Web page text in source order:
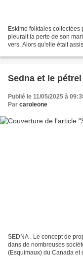
Eskimo folktales collectées
pleurait la perte de son
vers. Alors qu'elle était
Sedna et le pétrel
Publié le 11/05/2025 à
Par caroleone
SEDNA . Le concept de
dans de nombreuses
(Esquimaux) du Canada et